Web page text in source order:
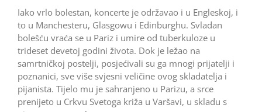
Iako vrlo bolestan, koncer­te je održavao i u Engleskoj, i
to u Manchesteru, Glasgowu i Edin­burghu. Svladan
bolešću vraća se u Pariz i umire od tuberkuloze u
trideset devetoj godini života. Dok je ležao na
samrtničkoj postelji, posjećivali su ga mnogi prijatelji i
poznanici, sve više svjesni veličine ovog skladatelja i
pijanista. Tijelo mu je sahranjeno u Parizu, a srce
prenijeto u Crkvu Svetoga križa u Varšavi, u skladu s